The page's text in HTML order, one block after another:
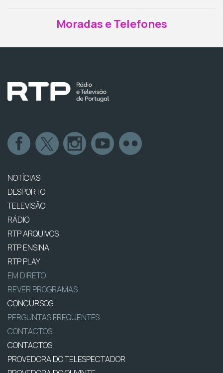
Moradas e Telefones
NOTÍCIAS
DESPORTO
TELEVISÃO
RÁDIO
RTP ARQUIVOS
RTP ENSINA
RTP PLAY
EM DIRETO
REVER PROGRAMAS
CONCURSOS
PERGUNTAS FREQUENTES
CONTACTOS
CONTACTOS
PROVEDORA DO TELESPECTADOR